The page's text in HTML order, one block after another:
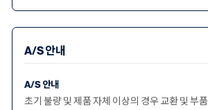
A/S 안내
A/S 안내
초기 불량 및 제품 자체 이상의 경우 교환 및 부